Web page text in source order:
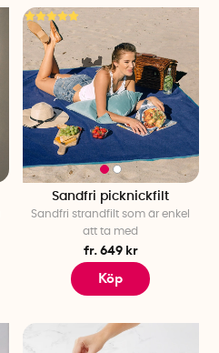
Sandfri picknickfilt
Sandfri strandfilt som är enkel
att ta med
fr. 649 kr
Köp